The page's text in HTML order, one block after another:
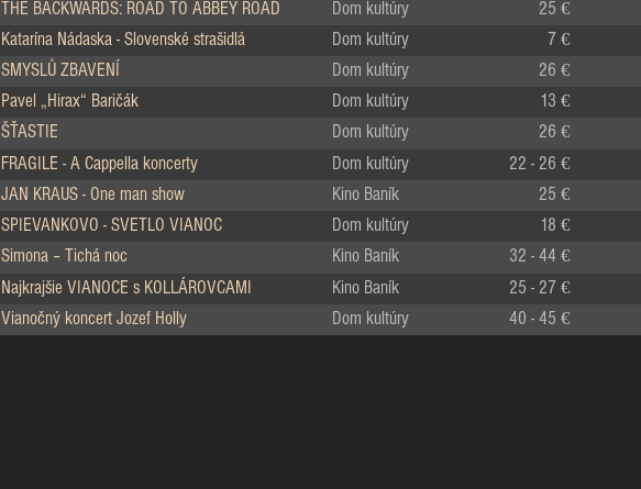
THE BACKWARDS: ROAD TO ABBEY ROAD Dom kultúry 25 €
Katarína Nádaska - Slovenské strašidlá Dom kultúry 7 €
SMYSLŮ ZBAVENÍ Dom kultúry 26 €
Pavel „Hirax“ Baričák Dom kultúry 13 €
ŠŤASTIE Dom kultúry 26 €
FRAGILE - A Cappella koncerty Dom kultúry 22 - 26 €
JAN KRAUS - One man show Kino Baník 25 €
SPIEVANKOVO - SVETLO VIANOC Dom kultúry 18 €
Simona – Tichá noc Kino Baník 32 - 44 €
Najkrajšie VIANOCE s KOLLÁROVCAMI Kino Baník 25 - 27 €
Vianočný koncert Jozef Holly Dom kultúry 40 - 45 €